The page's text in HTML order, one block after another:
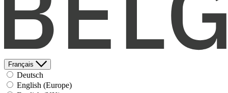
Français
Deutsch
English (Europe)